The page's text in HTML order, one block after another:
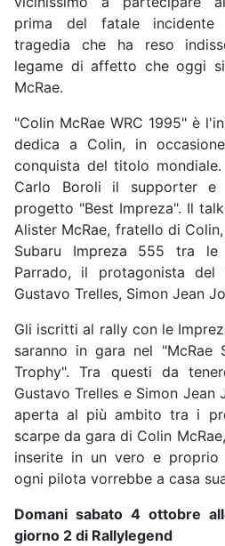
prima del fatale
tragedia che ha reso
legame di affetto che oggi
McRae.
"Colin McRae WRC 1995" è
dedica a Colin, in
conquista del titolo
Carlo Boroli il supporter e
progetto "Best Impreza". Il
Alister McRae, fratello di
Subaru Impreza 555 tra le
Parrado, il protagonista del
Gustavo Trelles, Simon Jean
Gli iscritti al rally con le
saranno in gara nel "McRae
Trophy". Tra questi da
Gustavo Trelles e Simon Jean
aperta al più ambito tra i
scarpe da gara di Colin
inserite in un vero e
ogni pilota vorrebbe a casa
Domani sabato 4 ottobre
giorno 2 di Rallylegend